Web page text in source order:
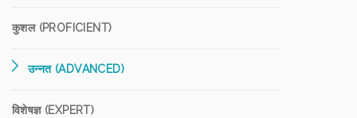
कुशल (PROFICIENT)
उन्नत (ADVANCED)
विशेषज्ञ (EXPERT)